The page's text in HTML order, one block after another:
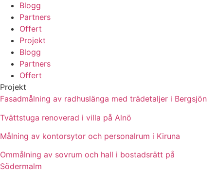
Blogg
Partners
Offert
Projekt
Blogg
Partners
Offert
Projekt
Fasadmålning av radhuslänga med trädetaljer i Bergsjön
Tvättstuga renoverad i villa på Alnö
Målning av kontorsytor och personalrum i Kiruna
Ommålning av sovrum och hall i bostadsrätt på
Södermalm